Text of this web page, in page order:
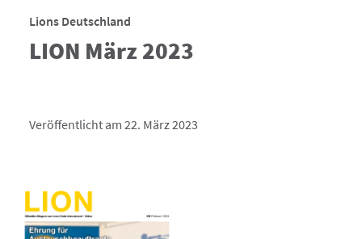
Lions Deutschland
LION März 2023
Veröffentlicht am 22. März 2023